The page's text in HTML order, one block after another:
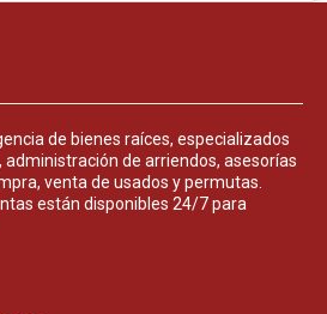
de bienes raíces, especializados
de arriendos, asesorías
venta de usados y permutas.
están disponibles 24/7 para